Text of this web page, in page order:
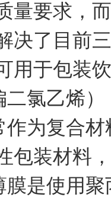
量要求，
决了目前
用于包装
氯乙烯）
为复合材
包装材料
膜是使用